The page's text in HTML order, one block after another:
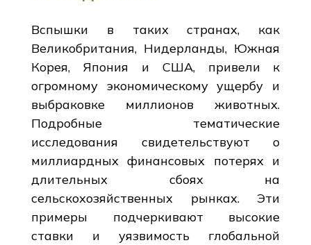
Вспышки в таких странах, как
Великобритания, Нидерланды, Южная
Корея, Япония и США, привели к
огромному экономическому ущербу и
выбраковке миллионов животных.
Подробные тематические
исследования свидетельствуют о
миллиардных финансовых потерях и
длительных сбоях на
сельскохозяйственных рынках. Эти
примеры подчеркивают высокие
ставки и уязвимость глобальной